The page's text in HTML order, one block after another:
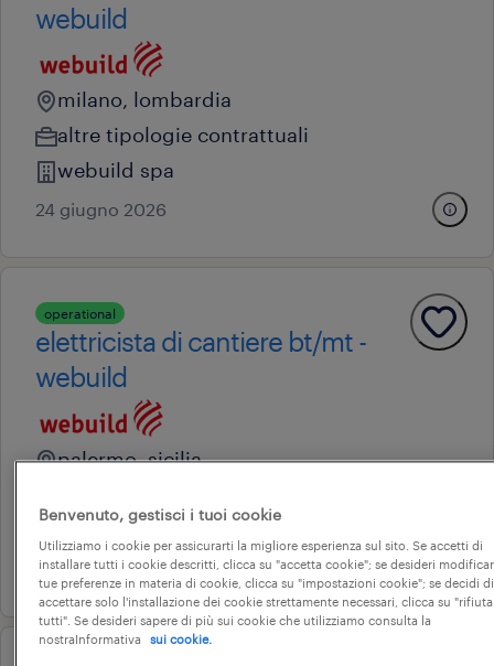
webuild
milano, lombardia
altre tipologie contrattuali
webuild spa
24 giugno 2026
operational
elettricista di cantiere bt/mt -
webuild
palermo, sicilia
webuild spa
20 luglio 2026
Benvenuto, gestisci i tuoi cookie
Utilizziamo i cookie per assicurarti la migliore esperienza sul sito. Se accetti di
installare tutti i cookie descritti, clicca su "accetta cookie"; se desideri
tue preferenze in materia di cookie, clicca su "impostazioni cookie"; se decidi di
accettare solo l'installazione dei cookie strettamente necessari, clicca su "rifiuta
tutti". Se desideri sapere di più sui cookie che utilizziamo consulta la
nostraInformativa
sui cookie.